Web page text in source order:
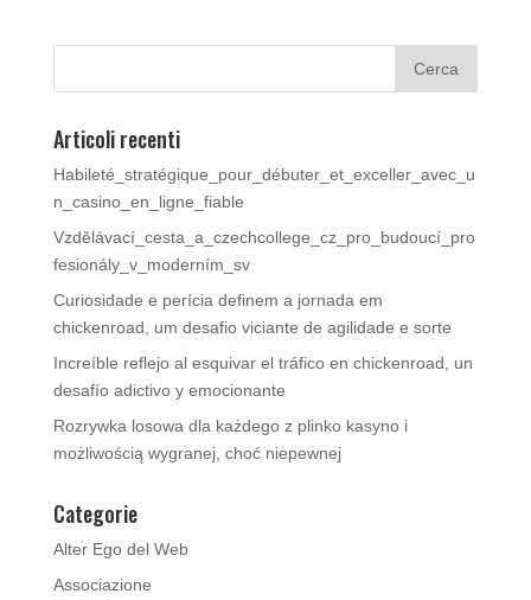
Articoli recenti
Habileté_stratégique_pour_débuter_et_exceller_avec_u
n_casino_en_ligne_fiable
Vzdělávací_cesta_a_czechcollege_cz_pro_budoucí_pro
fesionály_v_moderním_sv
Curiosidade e perícia definem a jornada em
chickenroad, um desafio viciante de agilidade e sorte
Increíble reflejo al esquivar el tráfico en chickenroad, un
desafío adictivo y emocionante
Rozrywka losowa dla każdego z plinko kasyno i
możliwością wygranej, choć niepewnej
Categorie
Alter Ego del Web
Associazione